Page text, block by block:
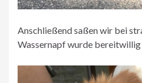
Anschließend saßen wir bei
Wassernapf wurde